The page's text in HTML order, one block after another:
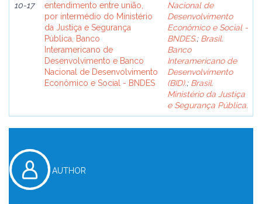
10-17
entendimento entre união,
por intermédio do Ministério
da Justiça e Segurança
Pública, Banco
Interamericano de
Desenvolvimento e Banco
Nacional de Desenvolvimento
Econômico e Social - BNDES
Nacional de
Desenvolvimento
Econômico e Social -
BNDES.; Brasil.
Banco
Interamericano de
Desenvolvimento
(BID).; Brasil.
Ministério da Justiça
e Segurança Pública.
AUTHOR